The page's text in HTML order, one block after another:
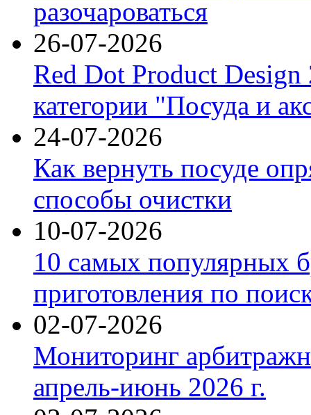
разочароваться
26-07-2026
Red Dot Product Design
категории "Посуда и
24-07-2026
Как вернуть посуде
способы очистки
10-07-2026
10 самых популярных
приготовления по
02-07-2026
Мониторинг
апрель-июнь 2026 г.